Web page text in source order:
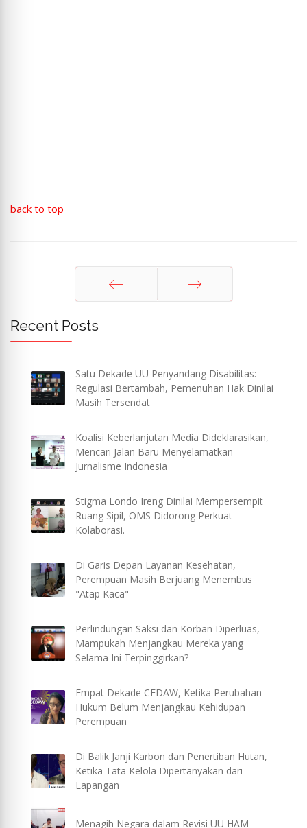
back to top
Recent Posts
Satu Dekade UU Penyandang Disabilitas:
Regulasi Bertambah, Pemenuhan Hak Dinilai
Masih Tersendat
Koalisi Keberlanjutan Media Dideklarasikan,
Mencari Jalan Baru Menyelamatkan
Jurnalisme Indonesia
Stigma Londo Ireng Dinilai Mempersempit
Ruang Sipil, OMS Didorong Perkuat
Kolaborasi.
Di Garis Depan Layanan Kesehatan,
Perempuan Masih Berjuang Menembus
"Atap Kaca"
Perlindungan Saksi dan Korban Diperluas,
Mampukah Menjangkau Mereka yang
Selama Ini Terpinggirkan?
Empat Dekade CEDAW, Ketika Perubahan
Hukum Belum Menjangkau Kehidupan
Perempuan
Di Balik Janji Karbon dan Penertiban Hutan,
Ketika Tata Kelola Dipertanyakan dari
Lapangan
Menagih Negara dalam Revisi UU HAM